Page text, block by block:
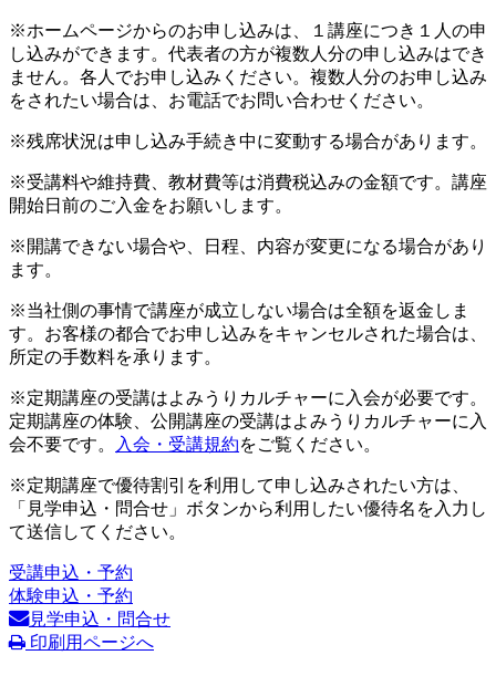
※ホームページからのお申し込みは、１講座につき１人の申
し込みができます。代表者の方が複数人分の申し込みはでき
ません。各人でお申し込みください。複数人分のお申し込み
をされたい場合は、お電話でお問い合わせください。
※残席状況は申し込み手続き中に変動する場合があります。
※受講料や維持費、教材費等は消費税込みの金額です。講座
開始日前のご入金をお願いします。
※開講できない場合や、日程、内容が変更になる場合があり
ます。
※当社側の事情で講座が成立しない場合は全額を返金しま
す。お客様の都合でお申し込みをキャンセルされた場合は、
所定の手数料を承ります。
※定期講座の受講はよみうりカルチャーに入会が必要です。
定期講座の体験、公開講座の受講はよみうりカルチャーに入
会不要です。
入会・受講規約をご覧ください。
※定期講座で優待割引を利用して申し込みされたい方は、
「見学申込・問合せ」ボタンから利用したい優待名を入力し
て送信してください。
受講申込・予約
体験申込・予約
見学申込・問合せ
印刷用ページへ